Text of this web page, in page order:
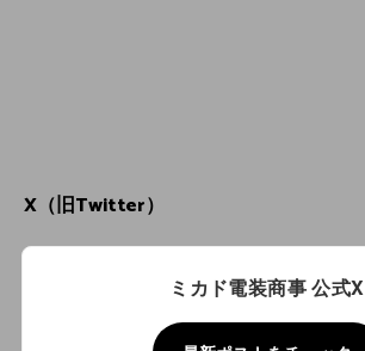
X（旧Twitter）
ミカド電装商事 公式X